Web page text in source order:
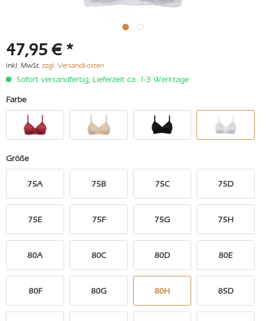
47,95 € *
inkl. MwSt. zzgl. Versandkosten
Sofort versandfertig, Lieferzeit ca. 1-3 Werktage
Farbe
Größe
75A 75B 75C 75D
75E 75F 75G 75H
80A 80C 80D 80E
80F 80G 80H 85D